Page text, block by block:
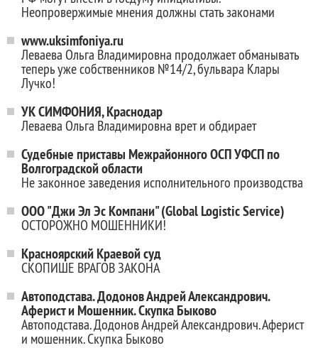
Неопровержимые мнения должны стать законами
www.uksimfoniya.ru
Леваева Ольга Владимировна продолжает обманывать
теперь уже собственников №14/2, бульвара Клары
Лучко!
УК СИМФОНИЯ, Краснодар
Леваева Ольга Владимировна врет и обдирает
Судебные приставы Межрайонного ОСП УФСП по
Волгоградской области
Не законное заведения исполнительного производства
ООО "Джи Эл Эс Компани" (Global Logistic Service)
ОСТОРОЖНО МОШЕННИКИ!
Красноярский Краевой суд
СКОПИШЕ ВРАГОВ ЗАКОНА
Автоподстава. Додонов Андрей Александрович.
Аферист и Мошенник. Скупка Быково
Автоподстава. Додонов Андрей Александрович. Аферист
и мошенник. Скупка Быково